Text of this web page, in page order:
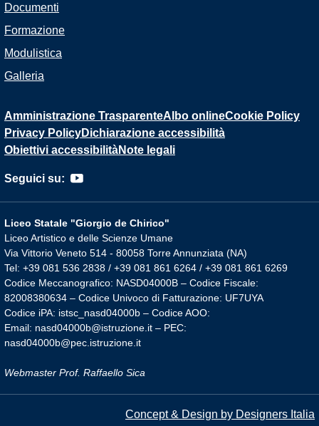
Documenti
Formazione
Modulistica
Galleria
Amministrazione TrasparenteAlbo onlineCookie Policy
Privacy PolicyDichiarazione accessibilità
Obiettivi accessibilitàNote legali
Seguici su:
Liceo Statale "Giorgio de Chirico"
Liceo Artistico e delle Scienze Umane
Via Vittorio Veneto 514 - 80058 Torre Annunziata (NA)
Tel: +39 081 536 2838 / +39 081 861 6264 / +39 081 861 6269
Codice Meccanografico: NASD04000B – Codice Fiscale:
82008380634 – Codice Univoco di Fatturazione: UF7UYA
Codice iPA: istsc_nasd04000b – Codice AOO:
Email: nasd04000b@istruzione.it – PEC:
nasd04000b@pec.istruzione.it
Webmaster Prof. Raffaello Sica
Concept & Design by Designers Italia